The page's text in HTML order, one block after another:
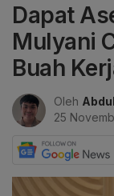
Dapat
Mulyani
Buah
Oleh
25